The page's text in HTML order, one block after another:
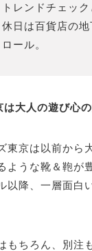
トレンドチェッ
休日は百貨店の
ロール。
は大人の遊び心
東京は以前から
ような靴＆鞄が
以降、一層面白
もちろん、別注